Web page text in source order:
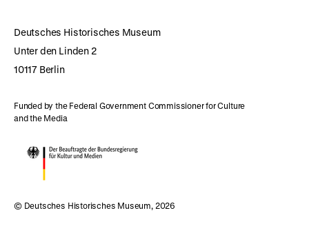
Deutsches Historisches Museum
Unter den Linden 2
10117 Berlin
Funded by the Federal Government Commissioner for Culture
and the Media
© Deutsches Historisches Museum, 2026